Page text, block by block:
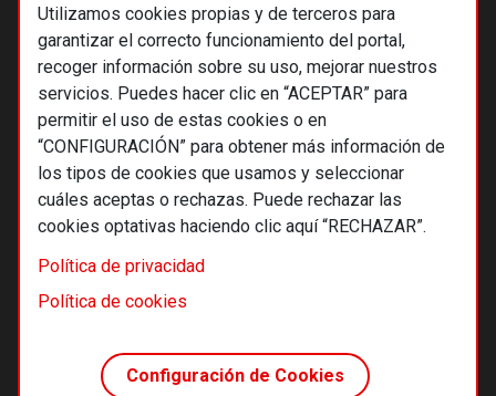
Utilizamos cookies propias y de terceros para
garantizar el correcto funcionamiento del portal,
recoger información sobre su uso, mejorar nuestros
servicios. Puedes hacer clic en “ACEPTAR” para
permitir el uso de estas cookies o en
“CONFIGURACIÓN” para obtener más información de
los tipos de cookies que usamos y seleccionar
cuáles aceptas o rechazas. Puede rechazar las
cookies optativas haciendo clic aquí “RECHAZAR”.
Política de privacidad
Política de cookies
Configuración de Cookies
© 2026 Alternativas económicas SCCL
Footer
Términos y condiciones de uso
Política de cookies
Principios editoriales